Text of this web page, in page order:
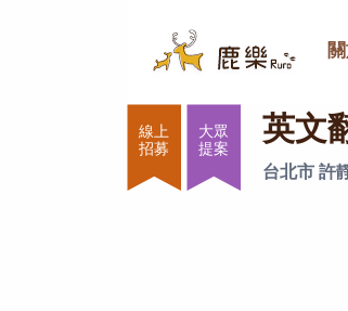
英文翻譯及教
大眾
提案
英文
台北市 許